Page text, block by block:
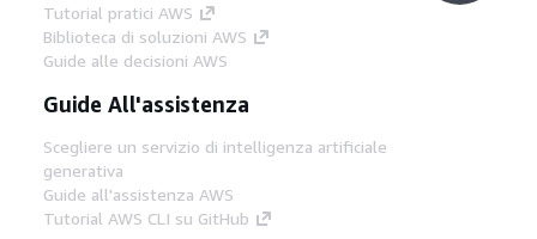
Tutorial pratici AWS
Biblioteca di soluzioni AWS
Guide alle decisioni AWS
Guide All'assistenza
Scegliere un servizio di intelligenza artificiale
generativa
Guide all'assistenza AWS
Tutorial AWS CLI su GitHub